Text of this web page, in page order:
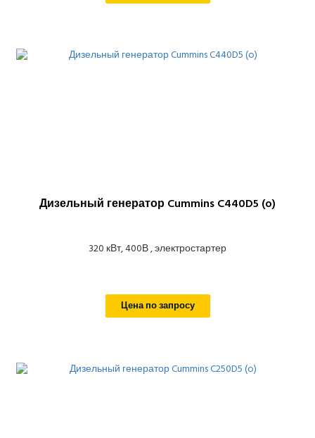
Дизельный генератор Cummins C440D5 (o)
320 кВт, 400В , электростартер
Цена по запросу